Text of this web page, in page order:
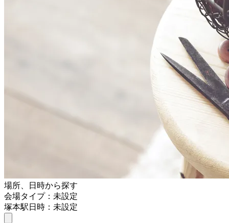
場所、日時から探す
会場タイプ：未設定
塚本駅日時：未設定